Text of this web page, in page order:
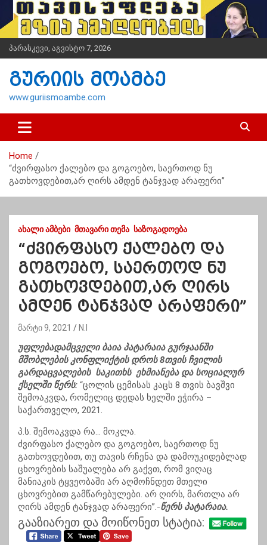
i
t
n
პარასკევი, აგვისტო 7, 2026
გურიის მოამბე
www.guriismoambe.com
Home
“ძვირფასო ქალებო და გოგოებო, საერთოდ ნუ
გათხოვდებით,არ ღირს ამდენ ტანჯვად არაფერი”
ᲐᲮᲐᲚᲘ ᲐᲛᲑᲔᲑᲘ ᲛᲗᲐᲕᲐᲠᲘ ᲗᲔᲛᲐ ᲡᲐᲖᲝᲒᲐᲓᲝᲔᲑᲐ
“ძვირფასო ქალებო და
გოგოებო, საერთოდ ნუ
გათხოვდებით,არ ღირს
ამდენ ტანჯვად არაფერი”
მარტი 9, 2021 N.I
უფლებადამცველი ბაია პატარაია გურჯაანში
მშობლების კონფლიქტის დროს 8თვის ჩვილის
გარდაცვალების საკითხს ეხმიანება და სოციალურ
ქსელში წერს: “ცოლის ცემისას კაცს 8 თვის ბავშვი
შემოაკვდა, რომელიც დედას ხელში ეჭირა –
საქართველო, 2021.
პ.ს. შემოაკვდა რა… მოკლა.
ძვირფასო ქალებო და გოგოებო, საერთოდ ნუ
გათხოვდებით, თუ თავის რჩენა და დამოუკიდებლად
ცხოვრების საშუალება არ გაქვთ, რომ ვიღაც
მანიაკის ტყვეობაში არ აღმოჩნდეთ მთელი
ცხოვრებით გამწარებულები. არ ღირს, მართლა არ
ღირს ამდენ ტანჯვად არაფერი”.-წერს პატარაია.
გააზიარეთ და მოიწონეთ სტატია: